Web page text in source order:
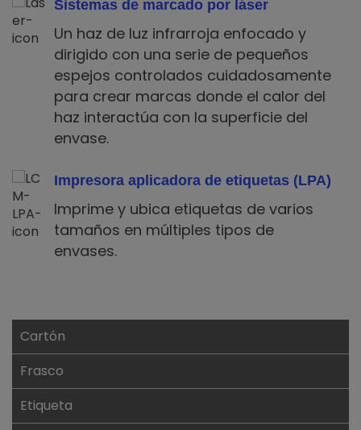
Sistemas de marcado por láser
Un haz de luz infrarroja enfocado y
dirigido con una serie de pequeños
espejos controlados cuidadosamente
para crear marcas donde el calor del
haz interactúa con la superficie del
envase.
Impresora aplicadora de etiquetas (LPA)
Imprime y ubica etiquetas de varios
tamaños en múltiples tipos de
envases.
Cartón
Frasco
Etiqueta